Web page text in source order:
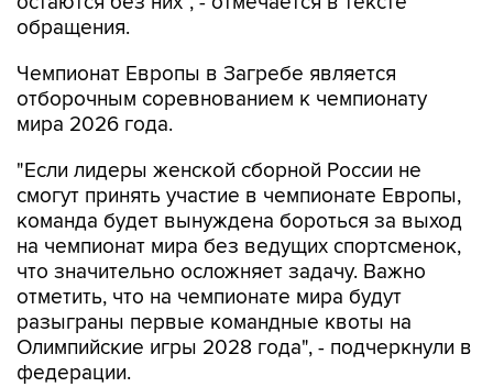
обращения.
Чемпионат Европы в Загребе является
отборочным соревнованием к чемпионату
мира 2026 года.
"Если лидеры женской сборной России не
смогут принять участие в чемпионате Европы,
команда будет вынуждена бороться за выход
на чемпионат мира без ведущих спортсменок,
что значительно осложняет задачу. Важно
отметить, что на чемпионате мира будут
разыграны первые командные квоты на
Олимпийские игры 2028 года", - подчеркнули в
федерации.